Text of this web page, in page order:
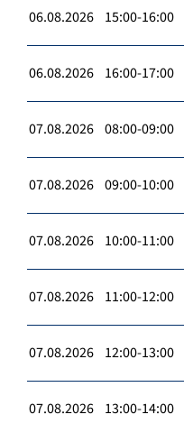
06.08.2026 15:00-16:00
06.08.2026 16:00-17:00
07.08.2026 08:00-09:00
07.08.2026 09:00-10:00
07.08.2026 10:00-11:00
07.08.2026 11:00-12:00
07.08.2026 12:00-13:00
07.08.2026 13:00-14:00